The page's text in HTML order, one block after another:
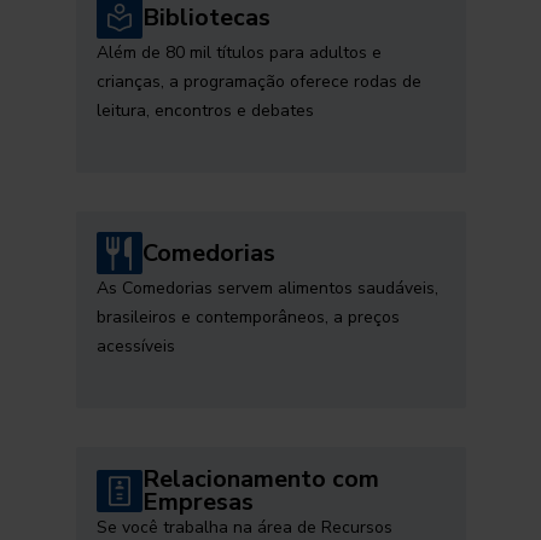
Bibliotecas
Além de 80 mil títulos para adultos e
crianças, a programação oferece rodas de
leitura, encontros e debates
Comedorias
As Comedorias servem alimentos saudáveis,
brasileiros e contemporâneos, a preços
acessíveis
Relacionamento com
Empresas
Se você trabalha na área de Recursos